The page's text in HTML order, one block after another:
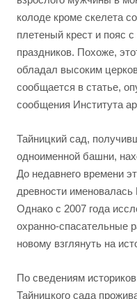
колоде кроме скелета
плетеный крест и пояс
праздников. Похоже,
обладал высоким
сообщается в статье,
сообщения Института
Тайницкий сад,
одноименной башни,
До недавнего времени
древности
Однако с 2007 года
охранно-спасательные
новому взглянуть на
По сведениям
Тайницкого сада